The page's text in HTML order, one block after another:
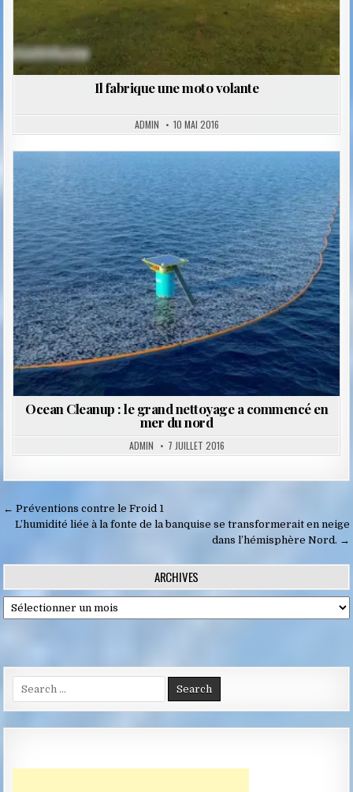
Il fabrique une moto volante
ADMIN 10 MAI 2016
Posted
in
Ocean Cleanup : le grand nettoyage a commencé en
mer du nord
ADMIN 7 JUILLET 2016
Navigation
de
← Préventions contre le Froid 1
L’humidité liée à la fonte de la banquise se transformerait en neige
dans l’hémisphère Nord. →
ARCHIVES
Archives
for: